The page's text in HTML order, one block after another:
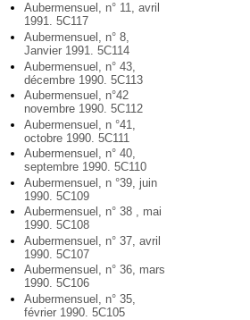
Aubermensuel, n° 11, avril
1991. 5C117
Aubermensuel, n° 8,
Janvier 1991. 5C114
Aubermensuel, n° 43,
décembre 1990. 5C113
Aubermensuel, n°42
novembre 1990. 5C112
Aubermensuel, n °41,
octobre 1990. 5C111
Aubermensuel, n° 40,
septembre 1990. 5C110
Aubermensuel, n °39, juin
1990. 5C109
Aubermensuel, n° 38 , mai
1990. 5C108
Aubermensuel, n° 37, avril
1990. 5C107
Aubermensuel, n° 36, mars
1990. 5C106
Aubermensuel, n° 35,
février 1990. 5C105